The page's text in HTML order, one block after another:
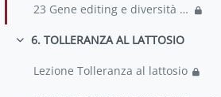
23 Gene editing e diversità umana
Minimizza
6. TOLLERANZA AL LATTOSIO
Lezione Tolleranza al lattosio